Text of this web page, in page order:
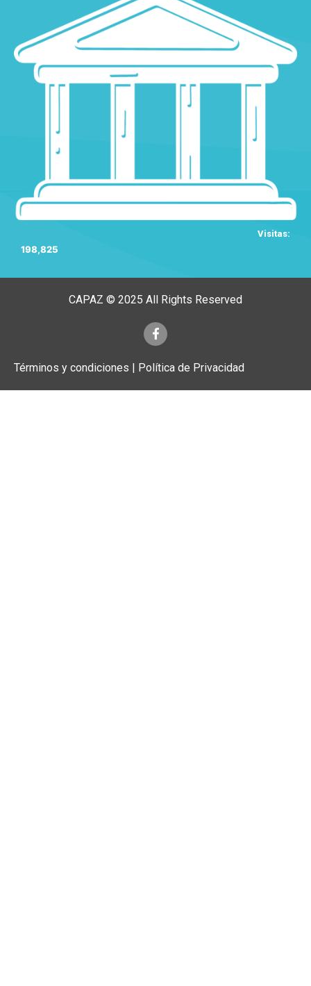
Visitas:
198,825
CAPAZ © 2025 All Rights Reserved
Términos y condiciones | Política de Privacidad